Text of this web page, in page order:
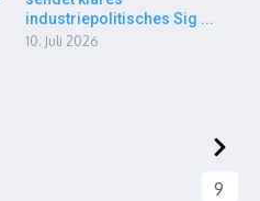
industriepolitisches Sig ...
10. Juli 2026
9